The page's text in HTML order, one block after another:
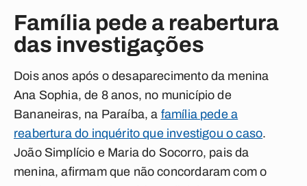
Família pede a reabertura
das investigações
Dois anos após o desaparecimento da menina
Ana Sophia, de 8 anos, no município de
Bananeiras, na Paraíba, a família pede a
reabertura do inquérito que investigou o caso.
João Simplício e Maria do Socorro, pais da
menina, afirmam que não concordaram com o